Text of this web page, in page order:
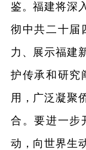
鉴。福建将深
彻中共二十届
力、展示福建
护传承和研究
用，广泛凝聚
合。要进一步
动，向世界生